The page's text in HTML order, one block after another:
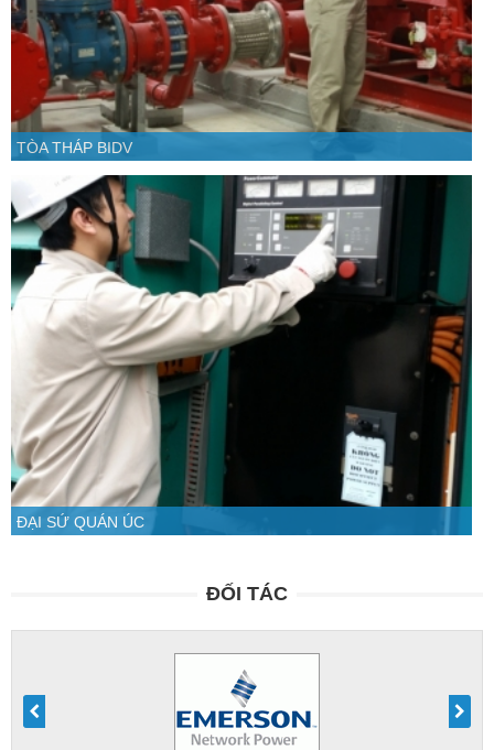
TÒA THÁP BIDV
ĐẠI SỨ QUÁN ÚC
ĐỐI TÁC